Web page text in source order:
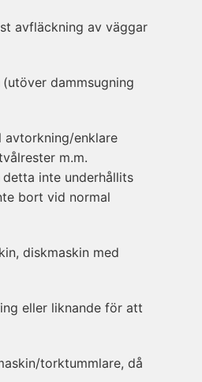
avfläckning av väggar
dammsugning
avtorkning/enklare
m.m.
inte underhållits
bort vid normal
diskmaskin med
eller liknande för att
torktummlare, då